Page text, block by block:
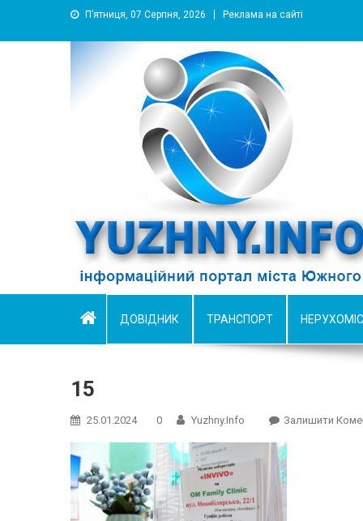
П’ятниця, 07 Серпня, 2026 Реклама на сайті
YUZHNY.INFO
информационный портал города Южный
ДОВІДНИК ТРАНСПОРТ
15
25.01.2024 0 Yuzhny.info Залишити